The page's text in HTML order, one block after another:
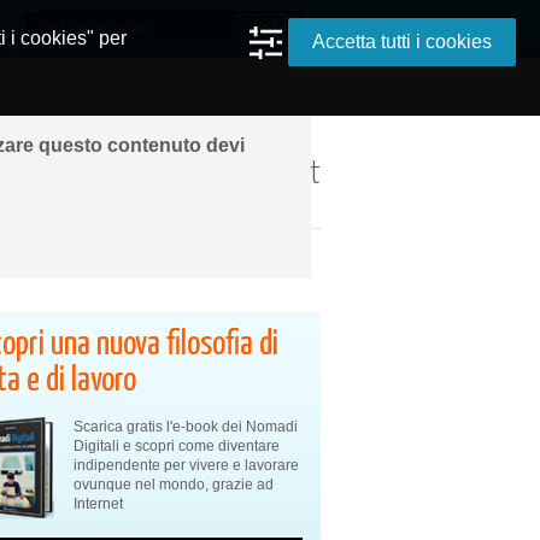
questo contenuto devi
ovunque grazie a Internet
una nuova filosofia di
e di lavoro
Scarica gratis l'e-book dei Nomadi
Digitali e scopri come diventare
indipendente per vivere e lavorare
ovunque nel mondo, grazie ad
Internet
i cookies" per
Accetta tutti i cookies